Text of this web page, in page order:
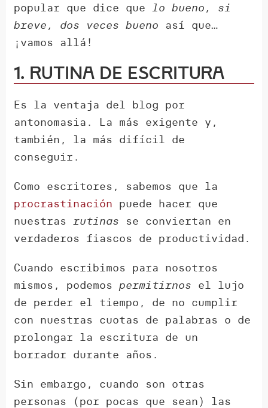
popular que dice quelo bueno, si
breve, dos veces bueno así que…
¡vamos allá!
1. Rutina de escritura
Es la ventaja del blog por
antonomasia. La más exigente y,
también, la más difícil de
conseguir.
Como escritores, sabemos que la
procrastinación puede hacer que
nuestrasrutinas se conviertan en
verdaderos fiascos de productividad.
Cuando escribimos para nosotros
mismos, podemospermitirnos el lujo
de perder el tiempo, de no cumplir
con nuestras cuotas de palabras o de
prolongar la escritura de un
borrador durante años.
Sin embargo, cuando son otras
personas (por pocas que sean) las